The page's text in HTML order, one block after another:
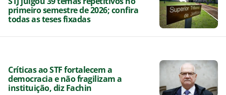
primeiro semestre de 2026; confira
todas as teses fixadas
Críticas ao STF fortalecem a
democracia e não fragilizam a
instituição, diz Fachin